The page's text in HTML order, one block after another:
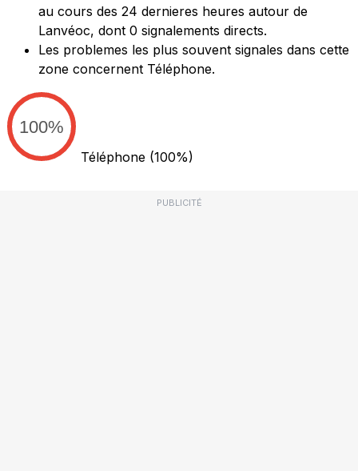
au cours des 24 dernieres heures autour de
Lanvéoc, dont 0 signalements directs.
Les problemes les plus souvent signales dans cette
zone concernent Téléphone.
100%
Téléphone (100%)
PUBLICITÉ